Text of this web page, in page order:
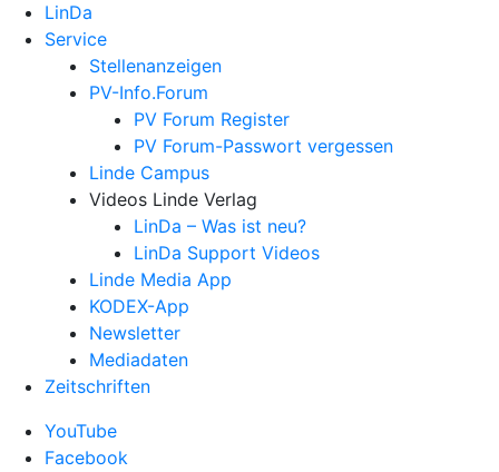
LinDa
Service
Stellenanzeigen
PV-Info.Forum
PV Forum Register
PV Forum-Passwort vergessen
Linde Campus
Videos Linde Verlag
LinDa – Was ist neu?
LinDa Support Videos
Linde Media App
KODEX-App
Newsletter
Mediadaten
Zeitschriften
YouTube
Facebook